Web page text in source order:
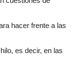
hacer frente a las
es decir, en las